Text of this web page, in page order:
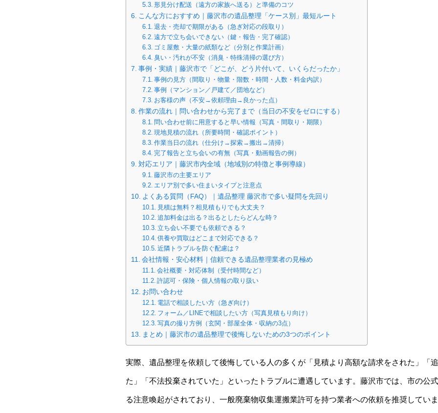
形見分け配送（遠方の家族へ送る）と準備のコツ
こんな方におすすめ｜藤沢市の遺品整理「ケース別」最短ルート
退去・売却で期限がある（急ぎ対応の段取り）
遠方で立ち会いできない（鍵・報告・完了確認）
ゴミ屋敷・大量の紙類など（分別と作業計画）
臭い・汚れが不安（消臭・特殊清掃の選び方）
事例・実績｜藤沢市で「どこが、どう片付いて、いくらだったか」
事例の見方（間取り・物量・階数・時間・人数・料金内訳）
事例（マンション／戸建て／団地など）
お客様の声（不安→依頼理由→良かった点）
作業の流れ｜問い合わせから完了まで（当日の不安をゼロにする）
問い合わせ前に用意すると早い情報（写真・間取り・期限）
現地見積の流れ（所要時間・確認ポイント）
作業当日の流れ（仕分け→探索→搬出→清掃）
完了報告と立ち会いの有無（写真・動画報告の例）
対応エリア｜藤沢市内全域（地域別の特徴と事例導線）
藤沢市の主要エリア
エリア別で多い住まいタイプと注意点
よくある質問（FAQ）｜遺品整理 藤沢市で多い疑問を先回り
見積は無料？相見積もりでも大丈夫？
追加料金は出る？出るとしたらどんな時？
立ち会い不要でも依頼できる？
供養や買取はどこまで対応できる？
近隣トラブルを防ぐ配慮は？
会社情報・安心材料｜信頼できる遺品整理業者の見極め
会社概要・対応体制（受付時間など）
許認可・保険・個人情報の取り扱い
お問い合わせ
電話で相談したい方（急ぎ向け）
フォーム／LINEで相談したい方（写真見積もり向け）
写真の撮り方例（玄関・部屋全体・収納の3点）
まとめ｜藤沢市の遺品整理で後悔しないための3つのポイント
実際、遺品整理を依頼して後悔している人の多くが「見積より高額な請求をされた」「
た」「不法投棄されていた」といったトラブルに遭遇しています。藤沢市では、市の公
る注意喚起がされており、一般廃棄物収集運搬業許可を持つ業者への依頼を推奨していま